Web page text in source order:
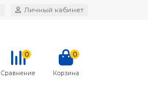
Личный кабинет
0
Сравнение
0
Корзина